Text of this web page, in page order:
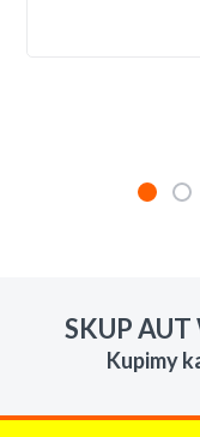
roznym stanie i
razem z laweta
czlowiek.
SKUP
Kupimy